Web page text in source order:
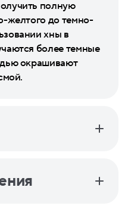
полную
желтого до темно-
хны в
более темные
окрашивают